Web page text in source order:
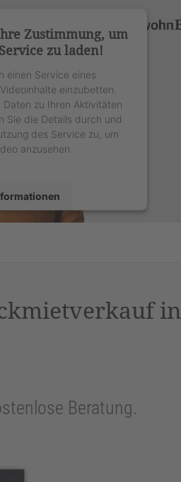
Zustimmung, um
zu laden!
einen Service eines
einzubetten.
Daten zu Ihren Aktivitäten
Sie die Details durch und
des Service zu, um
anzusehen.
in
Beratung.